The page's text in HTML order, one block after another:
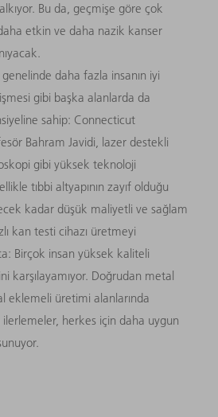
Bu da, geçmişe göre çok
etkin ve daha nazik kanser
daha fazla insanın iyi
gibi başka alanlarda da
sahip: Connecticut
Bahram Javidi, lazer destekli
gibi yüksek teknoloji
tıbbi altyapının zayıf olduğu
kadar düşük maliyetli ve sağlam
kan testi cihazı üretmeyi
Birçok insan yüksek kaliteli
karşılayamıyor. Doğrudan metal
eklemeli üretimi alanlarında
herkes için daha uygun